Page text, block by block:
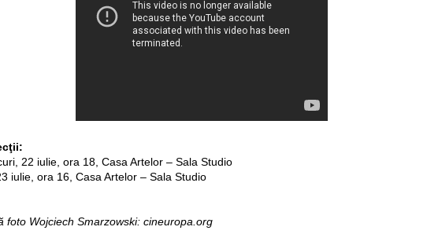
22 iulie, ora 18, Casa Artelor – Sala Studio
iulie, ora 16, Casa Artelor – Sala Studio
foto Wojciech Smarzowski: cineuropa.org